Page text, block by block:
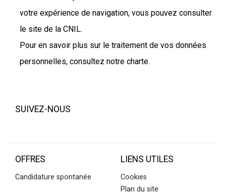
votre expérience de navigation, vous pouvez consulter
le site de la CNIL.
Pour en savoir plus sur le traitement de vos données
personnelles, consultez notre charte.
SUIVEZ-NOUS
OFFRES
Candidature spontanée
LIENS UTILES
Cookies
Plan du site